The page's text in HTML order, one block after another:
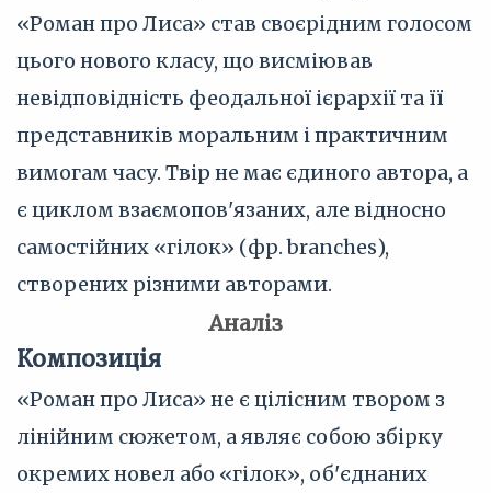
«Роман про Лиса» став своєрідним голосом
цього нового класу, що висміював
невідповідність феодальної ієрархії та її
представників моральним і практичним
вимогам часу. Твір не має єдиного автора, а
є циклом взаємопов'язаних, але відносно
самостійних «гілок» (фр. branches),
створених різними авторами.
Аналіз
Композиція
«Роман про Лиса» не є цілісним твором з
лінійним сюжетом, а являє собою збірку
окремих новел або «гілок», об'єднаних